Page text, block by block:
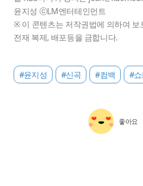
윤지성 ⓒLM엔터테인먼트
※ 이 콘텐츠는 저작권법에 의하여 보
전재 복제, 배포등을 금합니다.
#윤지성 #신곡 #컴백 #
좋아요